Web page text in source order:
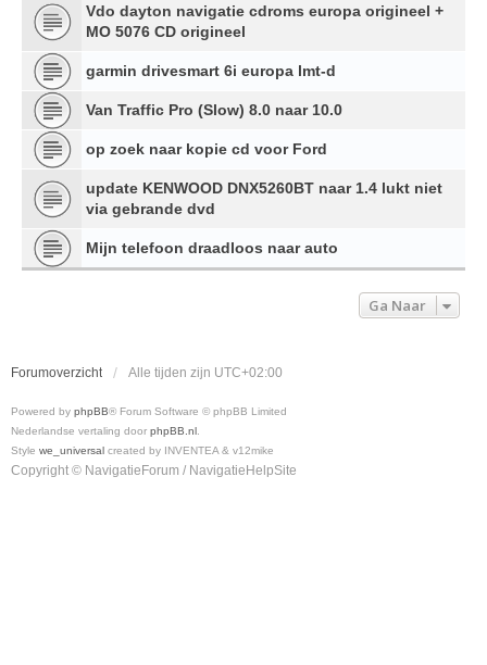
Vdo dayton navigatie cdroms europa origineel +
MO 5076 CD origineel
garmin drivesmart 6i europa lmt-d
Van Traffic Pro (Slow) 8.0 naar 10.0
op zoek naar kopie cd voor Ford
update KENWOOD DNX5260BT naar 1.4 lukt niet
via gebrande dvd
Mijn telefoon draadloos naar auto
Ga Naar
Forumoverzicht Alle tijden zijn UTC+02:00
Powered by phpBB® Forum Software © phpBB Limited
Nederlandse vertaling door phpBB.nl
Style we_universal created by INVENTEA & v12mike
Copyright © NavigatieForum / NavigatieHelpSite